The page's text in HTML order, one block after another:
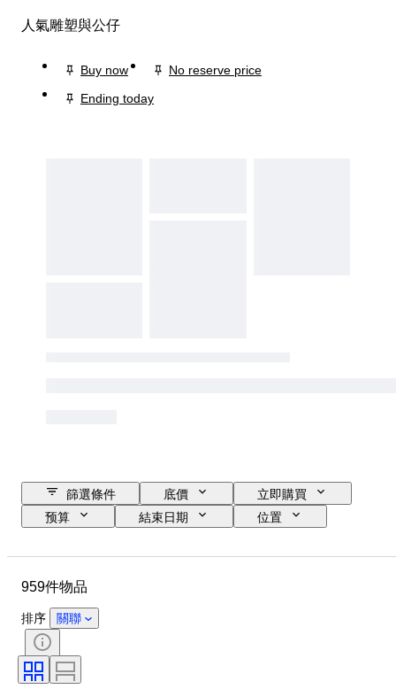
人氣雕塑與公仔
Buy now
No reserve price
Ending today
篩選條件 底價
立即購買
预算
結束日期
位置
性別
證明
簽名
出售者：
物品尺碼
959件物品
排序 關聯